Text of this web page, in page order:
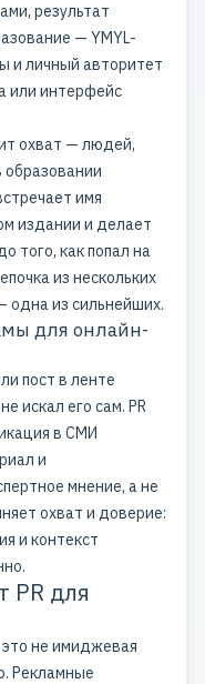
результат
— YMYL-
и личный авторитет
или интерфейс
охват — людей,
образовании
имя
издании и делает
того, как попал на
из нескольких
одна из сильнейших.
для онлайн-
пост в ленте
искал его сам. PR
в СМИ
и
мнение, а не
охват и доверие:
и контекст
PR для
не имиджевая
Рекламные